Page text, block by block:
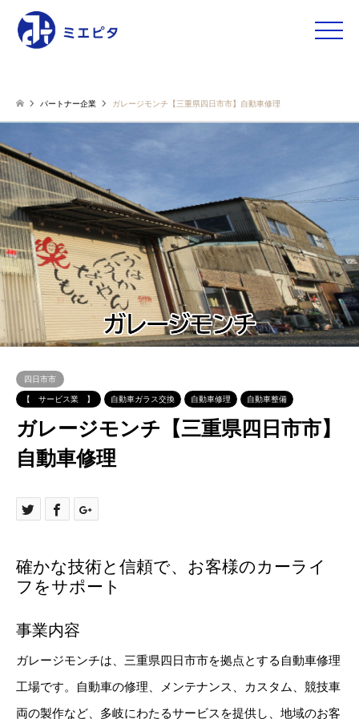
toggle
パートナー企業 ガレージモンチ【三重県四日市市】自動車修理
四日市市
【 サービス業 】
自動車ガラス交換 自動車修理 自動車整備
ガレージモンチ【三重県四日市市】
自動車修理
確かな技術と信頼で、お客様のカーライ
フをサポート
事業内容
ガレージモンチは、三重県四日市市を拠点とする自動車修理
工場です。自動車の修理、メンテナンス、カスタム、競技車
両の製作など、多岐にわたるサービスを提供し、地域のお客